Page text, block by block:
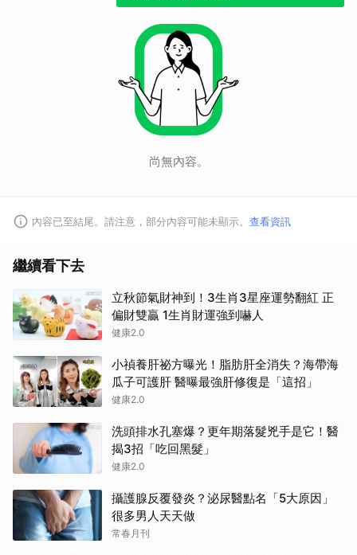
尚無內容。
內容已至結尾。請注意，部分內容可能未顯示。 查看資訊
繼續看下去
立秋節氣財神到！3生肖3星座運勢翻紅 正
偏財雙贏 1生肖財運強到嚇人
健康2.0
小禎養肝祕方曝光！脂肪肝全消失？海帶海
瓜子可護肝 醫曝最強肝修復是「這招」
健康2.0
洗頭排水孔塞爆？更年期落髮兇手是它！醫
揭3招「吃回黑髮」
健康2.0
攝護腺反覆發炎？泌尿醫點名「5大原因」
很多男人天天做
常春月刊